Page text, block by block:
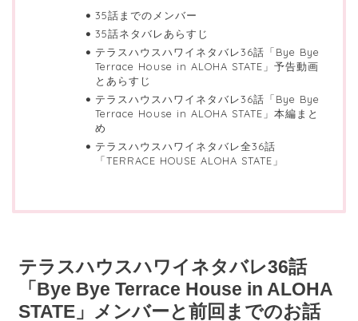
35話までのメンバー
35話ネタバレあらすじ
テラスハウスハワイネタバレ36話「Bye Bye
Terrace House in ALOHA STATE」予告動画
とあらすじ
テラスハウスハワイネタバレ36話「Bye Bye
Terrace House in ALOHA STATE」本編まと
め
テラスハウスハワイネタバレ全36話
「TERRACE HOUSE ALOHA STATE」
テラスハウスハワイネタバレ36話
「Bye Bye Terrace House in ALOHA
STATE」メンバーと前回までのお話